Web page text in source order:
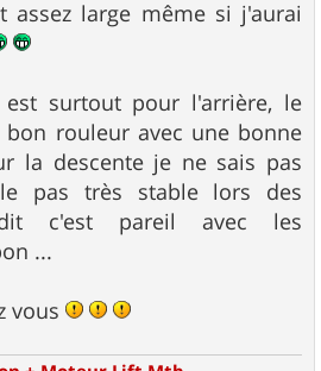
assez large même si j'aurai
surtout pour l'arrière, le
bon rouleur avec une bonne
la descente je ne sais pas
pas très stable lors des
c'est pareil avec les
...
vous